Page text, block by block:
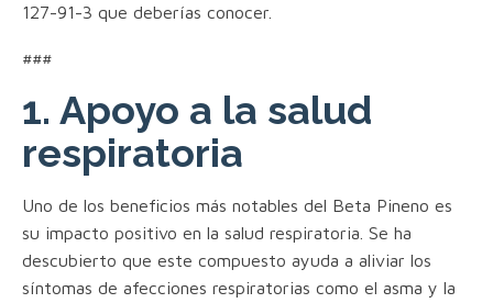
127-91-3 que deberías conocer.
###
1. Apoyo a la salud
respiratoria
Uno de los beneficios más notables del Beta Pineno es
su impacto positivo en la salud respiratoria. Se ha
descubierto que este compuesto ayuda a aliviar los
síntomas de afecciones respiratorias como el asma y la